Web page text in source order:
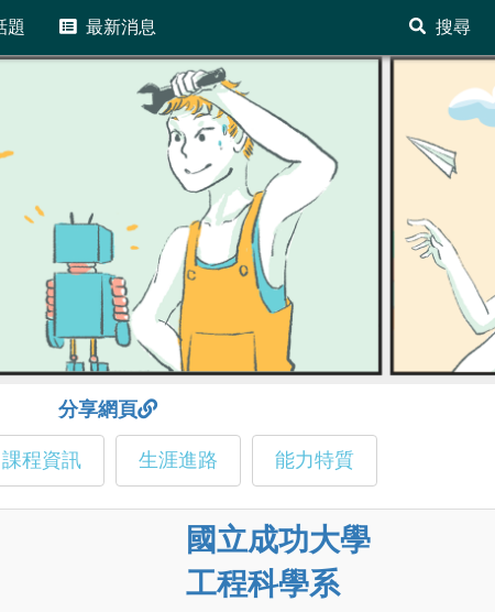
題 最新消息 搜尋
分享網頁
課程資訊 生涯進路 能力特質
國立成功大學
工程科學系